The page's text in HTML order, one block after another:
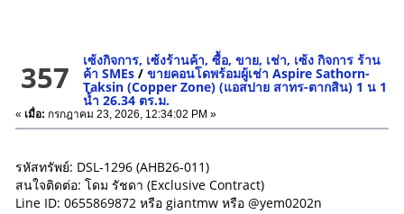
357 เซ้งกิจการ, เซ้งร้านค้า, ซื้อ, ขาย, เช่า, เซ้ง กิจการ ร้าน
ค้า SMEs /ขายคอนโดพร้อมผู้เช่า Aspire Sathorn-
Taksin (Copper Zone) (แอสปาย สาทร-ตากสิน) 1 น 1
น้ำ 26.34 ตร.ม.
« เมื่อ: กรกฎาคม 23, 2026, 12:34:02 PM »
รหัสทรัพย์: DSL-1296 (AHB26-011)
สนใจติดต่อ: โดม รัชดา (Exclusive Contract)
Line ID: 0655869872 หรือ giantmw หรือ @yem0202n